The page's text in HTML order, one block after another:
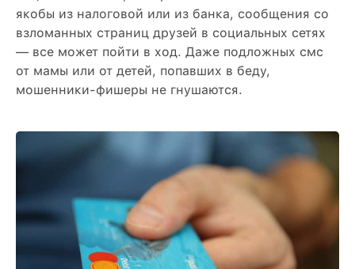
якобы из налоговой или из банка, сообщения со
взломанных страниц друзей в социальных сетях
— все может пойти в ход. Даже подложных смс
от мамы или от детей, попавших в беду,
мошенники-фишеры не гнушаются.